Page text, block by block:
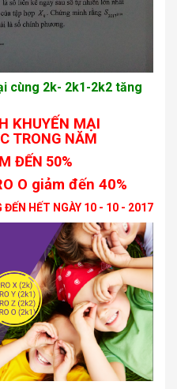
cùng 2k- 2k1-2k2 tăng
KHUYẾN MẠI
TRONG NĂM
ĐẾN 50%
O giảm đến 40%
ĐẾN HẾT NGÀY 10 - 10 - 2017